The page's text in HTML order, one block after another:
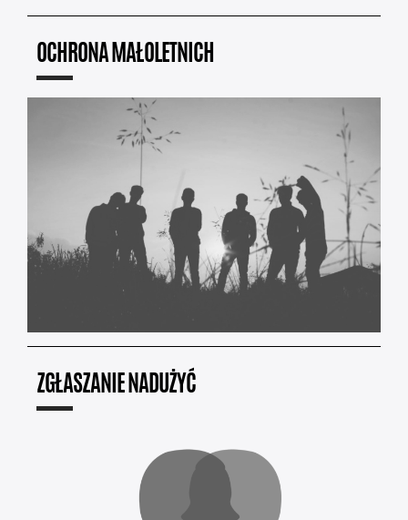
OCHRONA MAŁOLETNICH
ZGŁASZANIE NADUŻYĆ